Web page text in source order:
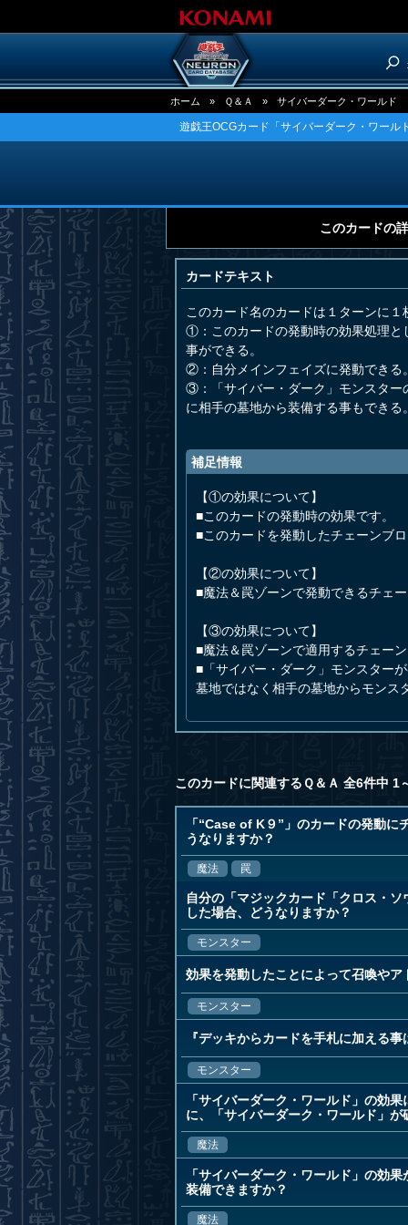
ホーム » Ｑ＆Ａ » サイバーダーク・ワールド
遊戯王OCGカード「サイバーダーク・ワール
このカードの
カードテキスト
このカード名のカードは１ターンに
①：このカードの発動時の効果処理と
事ができる。
②：自分メインフェイズに発動できる
③：「サイバー・ダーク」モンスター
に相手の墓地から装備する事もできる
補足情報
【①の効果について】
■このカードの発動時の効果です。
■このカードを発動したチェーンブ
【②の効果について】
■魔法＆罠ゾーンで発動できるチェ
【③の効果について】
■魔法＆罠ゾーンで適用するチェー
■「サイバー・ダーク」モンスター
墓地ではなく相手の墓地からモンス
このカードに関連するＱ＆Ａ 全6件中 1
「“Case of K９”」のカードの発動
うなりますか？
魔法 罠
自分の「マジックカード「クロス・
した場合、どうなりますか？
モンスター
効果を発動したことによって召喚や
モンスター
『デッキからカードを手札に加える
モンスター
「サイバーダーク・ワールド」の効
に、「サイバーダーク・ワールド」
魔法
「サイバーダーク・ワールド」の効
装備できますか？
魔法